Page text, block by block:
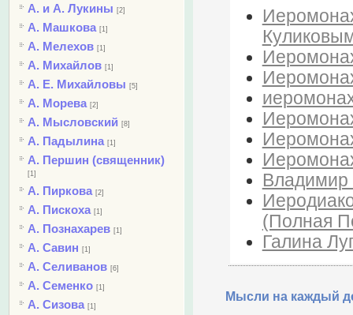
А. и А. Лукины [2]
А. Машкова [1]
А. Мелехов [1]
А. Михайлов [1]
А. Е. Михайловы [5]
А. Морева [2]
А. Мысловский [8]
А. Падылина [1]
А. Першин (священник)
[1]
А. Пиркова [2]
А. Пискоха [1]
А. Познахарев [1]
А. Савин [1]
А. Селиванов [6]
А. Семенко [1]
А. Сизова [1]
Владимир
(Полная
Галина
Мысли на каждый